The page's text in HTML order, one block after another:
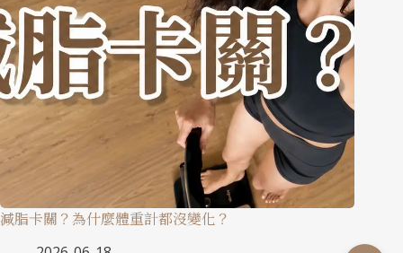
減脂卡關？為什麼體重計都沒變化？